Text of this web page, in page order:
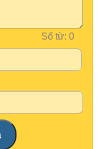
Số từ: